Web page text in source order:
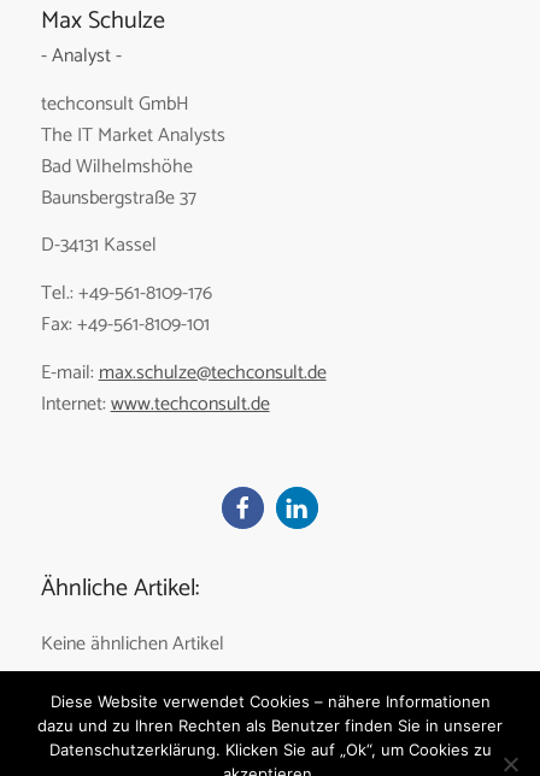
Max Schulze
- Analyst -
techconsult GmbH
The IT Market Analysts
Bad Wilhelmshöhe
Baunsbergstraße 37
D-34131 Kassel
Tel.: +49-561-8109-176
Fax: +49-561-8109-101
E-mail:max.schulze@techconsult.de
Internet:www.techconsult.de
Ähnliche Artikel:
Keine ähnlichen Artikel
Diese Website verwendet Cookies – nähere Informationen
dazu und zu Ihren Rechten als Benutzer finden Sie in unserer
Datenschutzerklärung. Klicken Sie auf „Ok“, um Cookies zu